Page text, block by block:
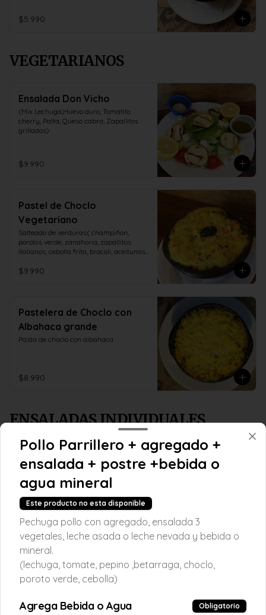
$5.990
VEGETARIANOS
Ensalada Don Vicho
(Mix Lechuga,Huevo duro, Tomatito
cherry, Palta, Queso cabra, Zapallitos
grillados)
$9.990
Pastel de Choclo
Vegetariano
Salteado de verduras( champiñon,
porotos verde, zanahoria, zapallitos
italianos, cebolla frita, brócoli, aceitunas,
$9.990
Pastelera de Choclo con
Albahaca grande
Pasta de choclo con albahaca
$8.990
ENSALADAS INDIVIDUALES
Ensalada Don Vicho
(Mix Lechuga,Huevo duro, Tomatito
cherry, Palta, Queso cabra, Zapallitos
grillados)
$9.990
Ensalada Emporio El
Caramaño
Camarones o Pollo, Tomate, Cebolla
morada, aderezos)
Pollo Parrillero + agregado +
ensalada + postre +bebida o
agua mineral
Este producto no esta disponible
Pechuga pollo con agregado, ensalada 3
vegetales, leche asada o leche nevada y bebida o
mineral.
(lechuga, tomate, pepino ,betarraga, choclo,
poroto verde, cebolla)
Agrega Bebida o Agua Obligatorio